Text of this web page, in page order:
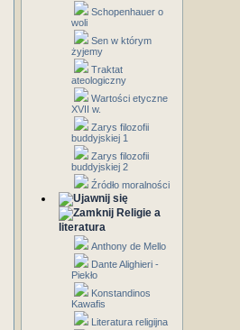
Schopenhauer o
woli
Sen w którym
żyjemy
Traktat
ateologiczny
Wartości etyczne
XVII w.
Zarys filozofii
buddyjskiej 1
Zarys filozofii
buddyjskiej 2
Źródło moralności
Religie a
literatura
Anthony de Mello
Dante Alighieri -
Piekło
Konstandinos
Kawafis
Literatura religijna